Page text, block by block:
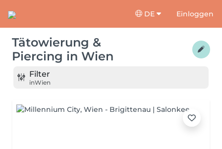
DE Einloggen
Tätowierung &
Piercing in Wien
Filter
inWien